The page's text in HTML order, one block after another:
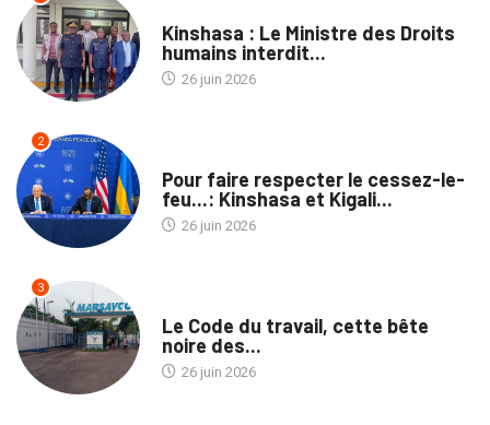
Kinshasa : Le Ministre des Droits
humains interdit...
26 juin 2026
2
Pour faire respecter le cessez-le-
feu...: Kinshasa et Kigali...
26 juin 2026
3
Le Code du travail, cette bête
noire des...
26 juin 2026